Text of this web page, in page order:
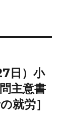
日）小
主意書
就労］